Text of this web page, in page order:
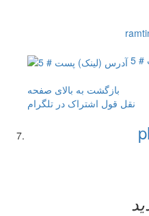
5
بازگشت به بالای صفحه
نقل قول اشتراک در تلگرام